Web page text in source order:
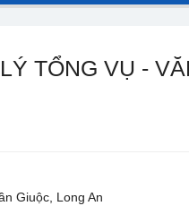
TỔNG VỤ -
Giuộc, Long An